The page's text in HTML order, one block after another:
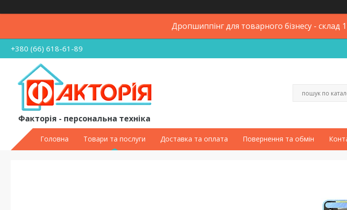
Дропшиппінг для товарного бізнесу - склад
+380 (66) 618-61-89
Факторія - персональна техніка
Головна Товари та послуги Доставка та оплата Повернення та обмін